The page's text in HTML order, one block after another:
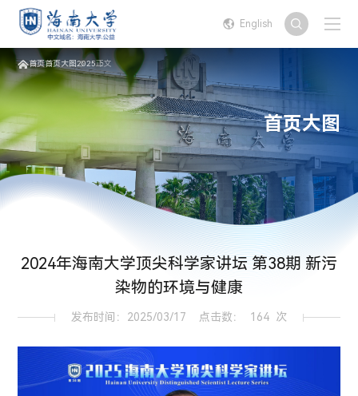
English
首页首页大图2025正文
首页大图
2024年海南大学顶尖科学家讲坛 第38期 新污
染物的环境与健康
发布时间：2025/03/17 点击数： 164 次